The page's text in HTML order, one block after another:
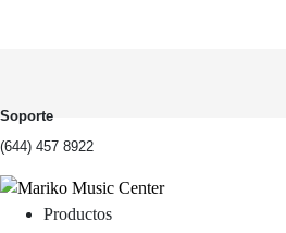
Soporte
(644) 457 8922
Productos